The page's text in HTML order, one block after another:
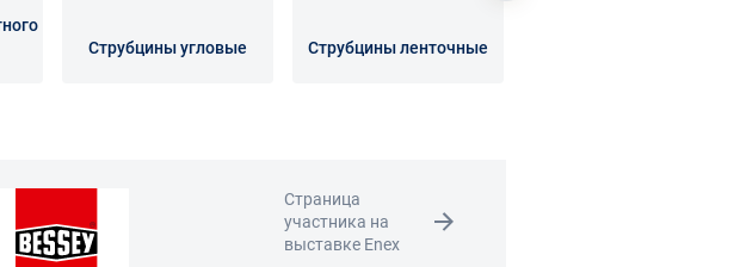
Струбцины угловые Струбцины ленточные
Страница
участника на
выставке Enex